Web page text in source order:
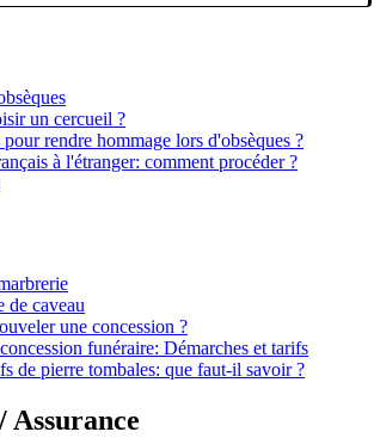
un cercueil ?
rendre hommage lors d'obsèques ?
à l'étranger: comment procéder ?
de caveau
une concession ?
funéraire: Démarches et tarifs
de pierre tombales: que faut-il savoir ?
Assurance